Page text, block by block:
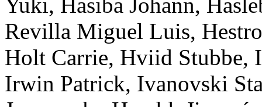
Yuki, Hasiba Johann,
Revilla Miguel Luis,
Holt Carrie, Hviid Stubbe,
Irwin Patrick, Ivanovski